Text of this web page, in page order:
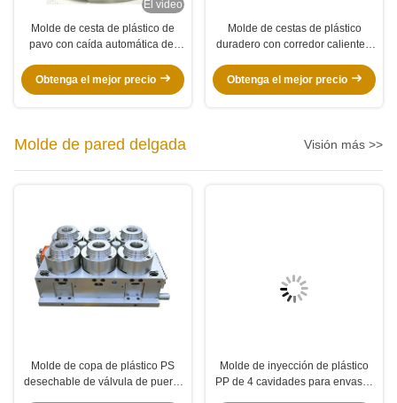
El video
Molde de cesta de plástico de
pavo con caída automática del
de 35 segundos para la cesta de
ropa
Obtenga el mejor precio
Molde de cestas de plástico
duradero con corredor caliente y
domésticas de caída automática
Obtenga el mejor precio
Molde de pared delgada Visión más >>
Molde de copa de plástico PS
desechable de válvula de puerta
Molde de inyección de plástico
PP de 4 cavidades para envases